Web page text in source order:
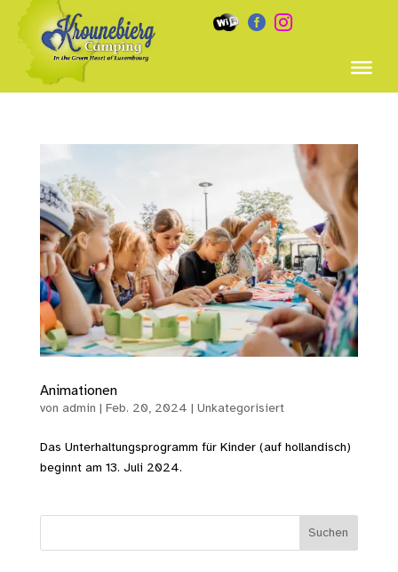
 
Animationen
von admin | Feb. 20, 2024 | Unkategorisiert
Das Unterhaltungsprogramm für Kinder (auf hollandisch)
beginnt am 13. Juli 2024.
Suchen